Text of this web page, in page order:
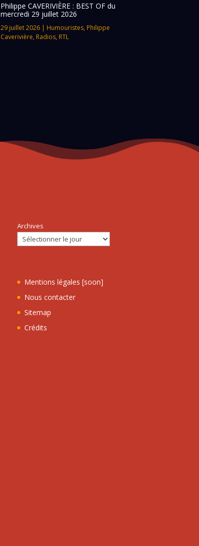
Philippe CAVERIVIÈRE : BEST OF du
mercredi 29 juillet 2026
29 juillet 2026| Humouristes, Philippe
Caverivière, Radios, RTL
Archives
Mentions légales [soon]
Nous contacter
Sitemap
Crédits